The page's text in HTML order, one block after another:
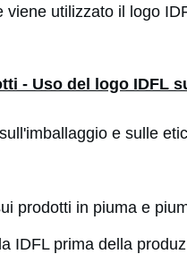
utilizzato il logo
- Uso del logo IDFL
e sulle
prodotti in piuma e
IDFL prima della